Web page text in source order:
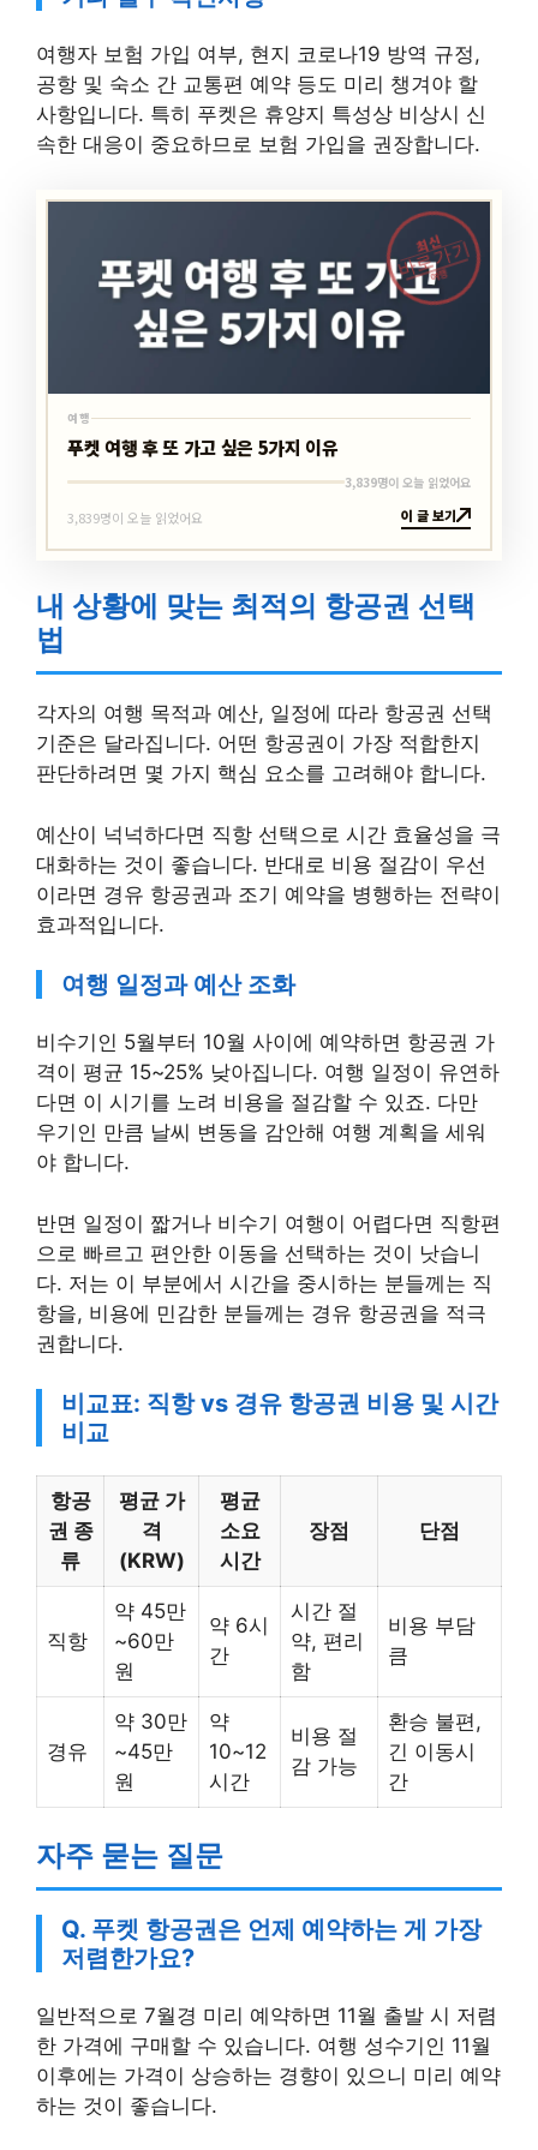
여행자 보험 가입 여부, 현지 코로나19 방역 규정,
공항 및 숙소 간 교통편 예약 등도 미리 챙겨야 할
사항입니다. 특히 푸켓은 휴양지 특성상 비상시 신
속한 대응이 중요하므로 보험 가입을 권장합니다.
최신
바로가기
여행
여행
푸켓 여행 후 또 가고 싶은 5가지 이유
3,839명이 오늘 읽었어요
3,839명이 오늘 읽었어요 이 글 보기
내 상황에 맞는 최적의 항공권 선택
법
각자의 여행 목적과 예산, 일정에 따라 항공권 선택
기준은 달라집니다. 어떤 항공권이 가장 적합한지
판단하려면 몇 가지 핵심 요소를 고려해야 합니다.
예산이 넉넉하다면 직항 선택으로 시간 효율성을 극
대화하는 것이 좋습니다. 반대로 비용 절감이 우선
이라면 경유 항공권과 조기 예약을 병행하는 전략이
효과적입니다.
여행 일정과 예산 조화
비수기인 5월부터 10월 사이에 예약하면 항공권 가
격이 평균 15~25% 낮아집니다. 여행 일정이 유연하
다면 이 시기를 노려 비용을 절감할 수 있죠. 다만
우기인 만큼 날씨 변동을 감안해 여행 계획을 세워
야 합니다.
반면 일정이 짧거나 비수기 여행이 어렵다면 직항편
으로 빠르고 편안한 이동을 선택하는 것이 낫습니
다. 저는 이 부분에서 시간을 중시하는 분들께는 직
항을, 비용에 민감한 분들께는 경유 항공권을 적극
권합니다.
비교표: 직항 vs 경유 항공권 비용 및 시간
비교
항공
권 종
류
평균 가
격
(KRW)
평균
소요
시간
장점 단점
직항
약 45만
~60만
원
약 6시
간
시간 절
약, 편리
함
비용 부담
큼
경유
약 30만
~45만
원
약
10~12
시간
비용 절
감 가능
환승 불편,
긴 이동시
간
자주 묻는 질문
Q. 푸켓 항공권은 언제 예약하는 게 가장
저렴한가요?
일반적으로 7월경 미리 예약하면 11월 출발 시 저렴
한 가격에 구매할 수 있습니다. 여행 성수기인 11월
이후에는 가격이 상승하는 경향이 있으니 미리 예약
하는 것이 좋습니다.